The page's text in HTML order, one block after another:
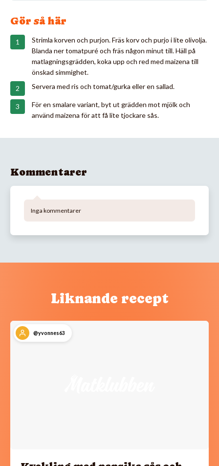
Gör så här
Strimla korven och purjon. Fräs korv och purjo i lite olivolja.
Blanda ner tomatpuré och fräs någon minut till. Häll på
matlagningsgrädden, koka upp och red med maizena till
önskad simmighet.
Servera med ris och tomat/gurka eller en sallad.
För en smalare variant, byt ut grädden mot mjölk och
använd maizena för att få lite tjockare sås.
Kommentarer
Inga kommentarer
Liknande recept
@yvonnes63